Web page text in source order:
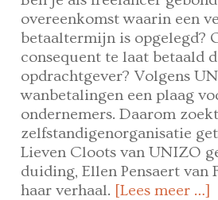
overeenkomst waarin een
betaaltermijn is opgelegd?
consequent te laat betaald
opdrachtgever? Volgens
wanbetalingen een plaag
ondernemers. Daarom
zelfstandigenorganisatie
Lieven Cloots van UNIZO
duiding, Ellen Pensaert van
haar verhaal. [Lees meer …]